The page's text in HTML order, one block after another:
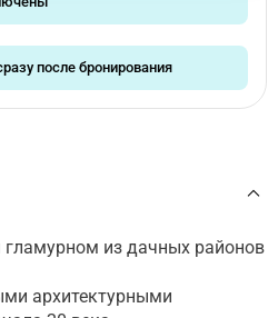
после бронирования
из дачных районов
архитектурными